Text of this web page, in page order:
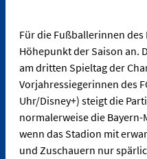
Für die Fußballerinnen des
Höhepunkt der Saison an.
am dritten Spieltag der
Vorjahressiegerinnen des
Uhr/Disney+) steigt die
normalerweise die
wenn das Stadion mit
und Zuschauern nur